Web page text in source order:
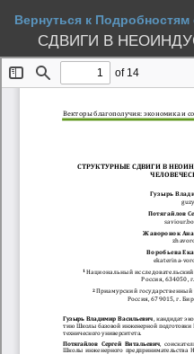
Вернуться к Подробностям
СДВИГИ В
РАЗВИТИЯ